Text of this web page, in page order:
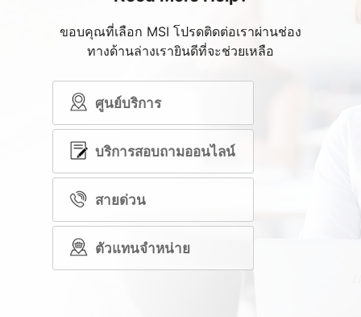
ขอบคุณที่เลือก MSI โปรดติดต่อเราผ่านช่อง
ทางด้านล่างเรายินดีที่จะช่วยเหลือ
ศูนย์บริการ
บริการสอบถามออนไลน์
สายด่วน
ตัวแทนจำหน่าย